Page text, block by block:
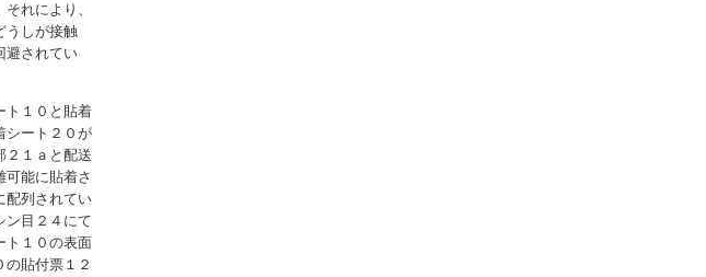
れにより、
うしが接触
避されてい
ト１０と貼着
シート２０が
２１ａと配送
能に貼着さ
配列されてい
ン目２４にて
ト１０の表面
貼付票１２